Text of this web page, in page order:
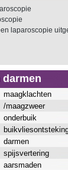
laparoscopie
darmen
maagklachten
/maagzweer
onderbuik
darmen
spijsvertering
aarsmaden